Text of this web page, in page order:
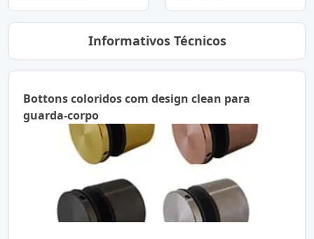
Informativos Técnicos
Bottons coloridos com design clean para
guarda-corpo